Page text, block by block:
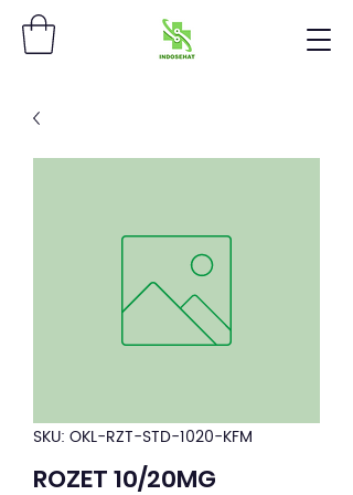
SKU: OKL-RZT-STD-1020-KFM
ROZET 10/20MG